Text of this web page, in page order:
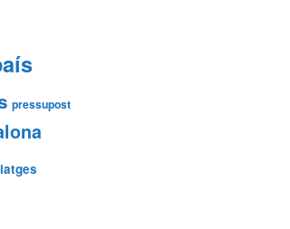
pressupost